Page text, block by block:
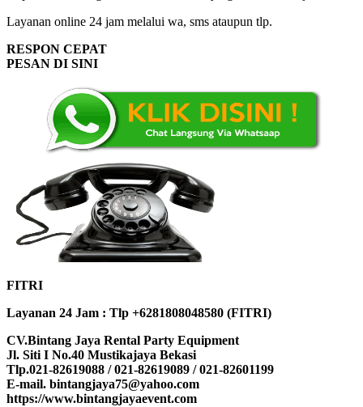
Layanan online 24 jam melalui wa, sms ataupun tlp.
RESPON CEPAT
PESAN DI SINI
FITRI
Layanan 24 Jam : Tlp +6281808048580 (FITRI)
CV.Bintang Jaya Rental Party Equipment
Jl. Siti I No.40 Mustikajaya Bekasi
Tlp.021-82619088 / 021-82619089 / 021-82601199
E-mail. bintangjaya75@yahoo.com
https://www.bintangjayaevent.com